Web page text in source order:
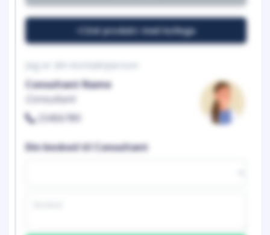
Del produkt med kollega
Jeg er din kontaktperson
Consultant Name
Consultant
23456789
Din besked til Consultant